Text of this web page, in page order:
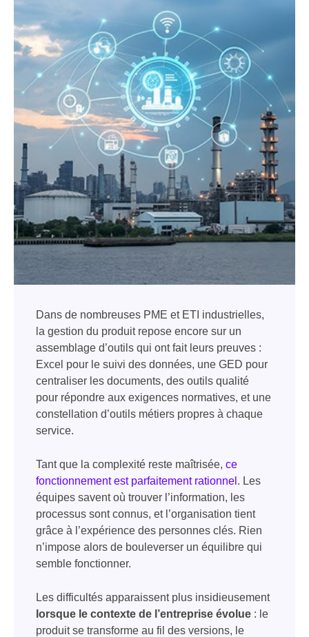
Dans de nombreuses PME et ETI industrielles,
la gestion du produit repose encore sur un
assemblage d’outils qui ont fait leurs preuves :
Excel pour le suivi des données, une GED pour
centraliser les documents, des outils qualité
pour répondre aux exigences normatives, et une
constellation d’outils métiers propres à chaque
service.
Tant que la complexité reste maîtrisée, ce
fonctionnement est parfaitement rationnel . Les
équipes savent où trouver l’information, les
processus sont connus, et l’organisation tient
grâce à l’expérience des personnes clés. Rien
n’impose alors de bouleverser un équilibre qui
semble fonctionner.
Les difficultés apparaissent plus insidieusement
lorsque le contexte de l’entreprise évolue : le
produit se transforme au fil des versions, le